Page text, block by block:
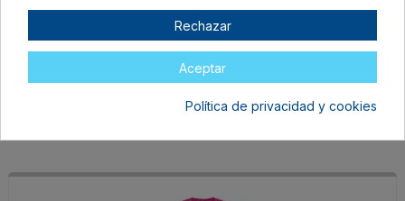
XL
6,97 €
Rechazar
Aceptar
Política de privacidad y cookies